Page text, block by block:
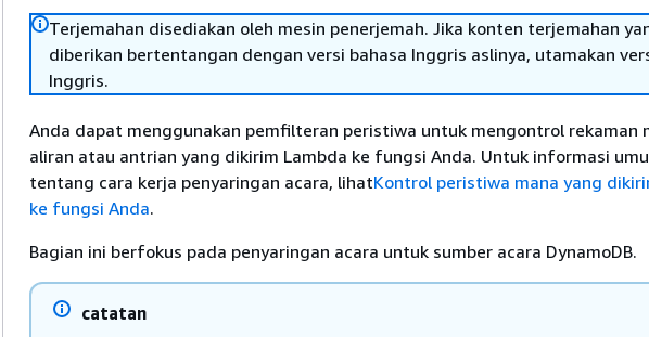
Terjemahan disediakan oleh mesin penerjemah. Jika konten terjemahan
diberikan bertentangan dengan versi bahasa Inggris aslinya, utamakan
Inggris.
Anda dapat menggunakan pemfilteran peristiwa untuk mengontrol rekaman
aliran atau antrian yang dikirim Lambda ke fungsi Anda. Untuk informasi
tentang cara kerja penyaringan acara, lihatKontrol peristiwa mana yang
ke fungsi Anda.
Bagian ini berfokus pada penyaringan acara untuk sumber acara DynamoDB.
catatan